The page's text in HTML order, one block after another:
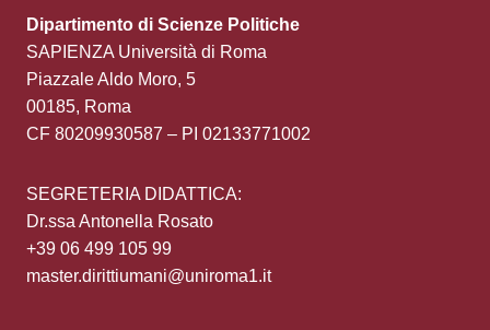
Dipartimento di Scienze Politiche
SAPIENZA Università di Roma
Piazzale Aldo Moro, 5
00185, Roma
CF 80209930587 – PI 02133771002
SEGRETERIA DIDATTICA:
Dr.ssa Antonella Rosato
+39 06 499 105 99
master.dirittiumani@uniroma1.it